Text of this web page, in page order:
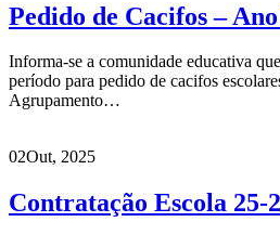
Pedido de Cacifos –
Informa-se a comunidade educativa
período para pedido de cacifos
Agrupamento…
02Out, 2025
Contratação Escola 25-